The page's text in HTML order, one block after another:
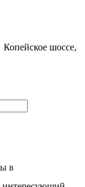
Копейское шоссе,
в